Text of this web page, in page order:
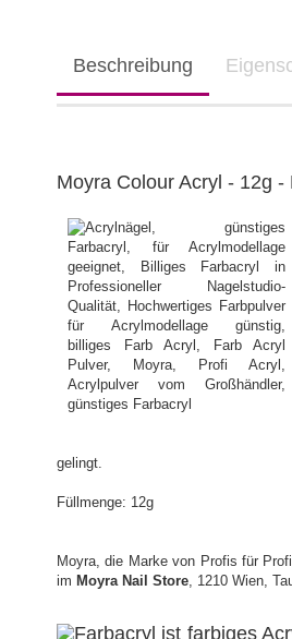
Beschreibung
Moyra Colour Acryl - 12g
gelingt.
Füllmenge: 12g
Moyra, die Marke von Profis für
im Moyra Nail Store, 1210 Wien,